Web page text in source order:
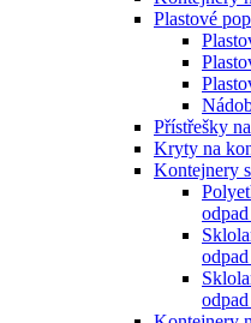
Plastové
Přístřešky
Kryty na
Kontejnery